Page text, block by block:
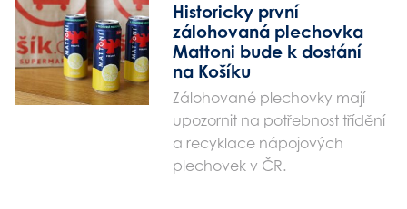
Historicky první
zálohovaná plechovka
Mattoni bude k dostání
na Košíku
Zálohované plechovky mají
upozornit na potřebnost třídění
a recyklace nápojových
plechovek v ČR.